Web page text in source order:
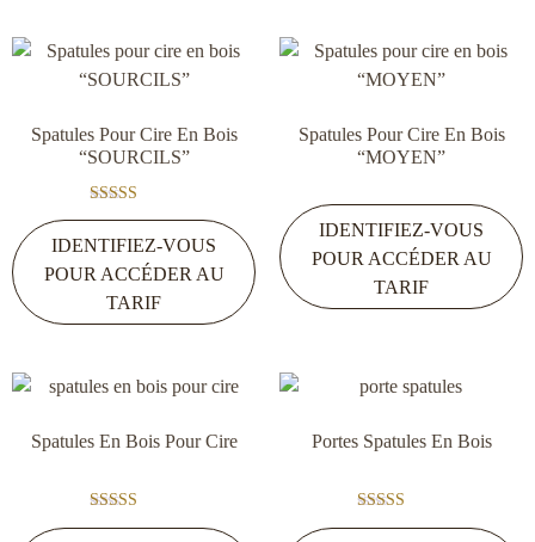
Spatules Pour Cire En Bois
“SOURCILS”
Note
sur 5
IDENTIFIEZ-VOUS
POUR ACCÉDER AU
TARIF
Spatules Pour Cire En Bois
“MOYEN”
IDENTIFIEZ-VOUS
POUR ACCÉDER AU
TARIF
Spatules En Bois Pour Cire
Note
Portes Spatules En Bois
Note